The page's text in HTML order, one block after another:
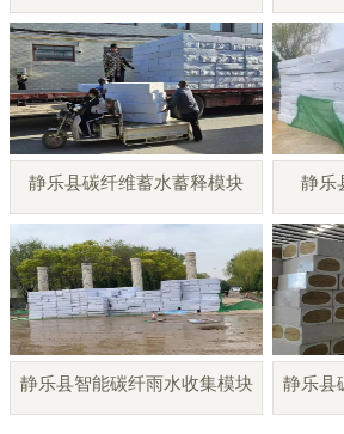
静乐县碳纤维蓄水蓄释模块 静乐
静乐县智能碳纤雨水收集模块 静乐县